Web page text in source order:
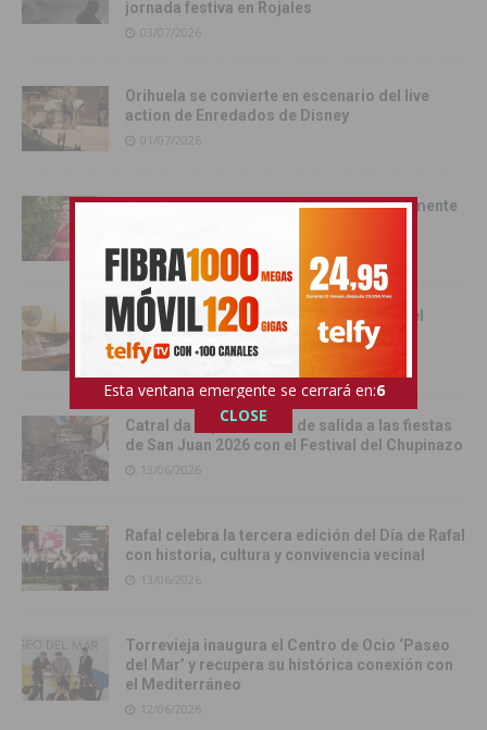
jornada festiva en Rojales
03/07/2026
Orihuela se convierte en escenario del live
action de Enredados de Disney
01/07/2026
Pilar Hernández, Armengola 2026: «realmente
29/06/2026
Las senadoras de la Vega Baja acercan el
Senado a la comarca
17/06/2026
Catral da el pistoletazo de salida a las fiestas
de San Juan 2026 con el Festival del Chupinazo
13/06/2026
Rafal celebra la tercera edición del Día de Rafal
con historia, cultura y convivencia vecinal
13/06/2026
Torrevieja inaugura el Centro de Ocio ‘Paseo
del Mar’ y recupera su histórica conexión con
el Mediterráneo
12/06/2026
Esta ventana emergente se cerrará en:4
CLOSE